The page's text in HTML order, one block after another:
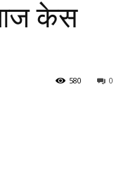
आज केस
0
580